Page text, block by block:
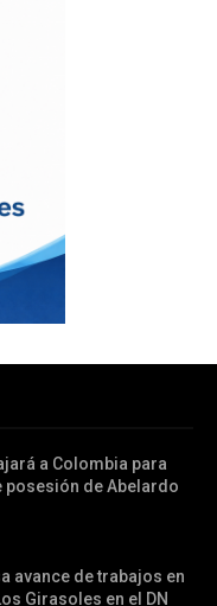
a Colombia para
posesión de Abelardo
avance de trabajos en
Girasoles en el DN